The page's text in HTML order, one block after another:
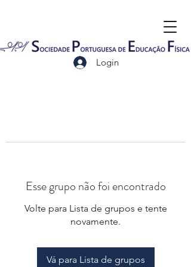
Login
Esse grupo não foi encontrado
Volte para Lista de grupos e tente
novamente.
Vá para Lista de grupos